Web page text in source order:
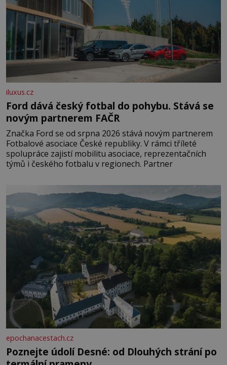
iluxus.cz
Ford dává český fotbal do pohybu. Stává se
novým partnerem FAČR
Značka Ford se od srpna 2026 stává novým partnerem
Fotbalové asociace České republiky. V rámci tříleté
spolupráce zajistí mobilitu asociace, reprezentačních
týmů i českého fotbalu v regionech. Partner
epochanacestach.cz
Poznejte údolí Desné: od Dlouhých strání po